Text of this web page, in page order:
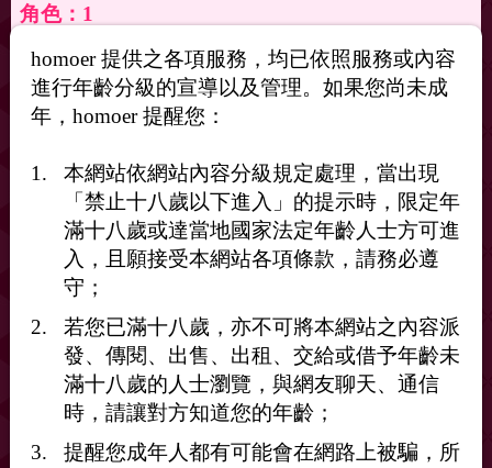
角色：1
CM指數：7級
區域：新竹縣
homoer 提供之各項服務，均已依照服務或內容
進行年齡分級的宣導以及管理。如果您尚未成
年，homoer 提醒您：
本網站依網站內容分級規定處理，當出現
「禁止十八歲以下進入」的提示時，限定年
滿十八歲或達當地國家法定年齡人士方可進
入，且願接受本網站各項條款，請務必遵
守；
若您已滿十八歲，亦不可將本網站之內容派
發、傳閱、出售、出租、交給或借予年齡未
滿十八歲的人士瀏覽，與網友聊天、通信
時，請讓對方知道您的年齡；
提醒您成年人都有可能會在網路上被騙，所